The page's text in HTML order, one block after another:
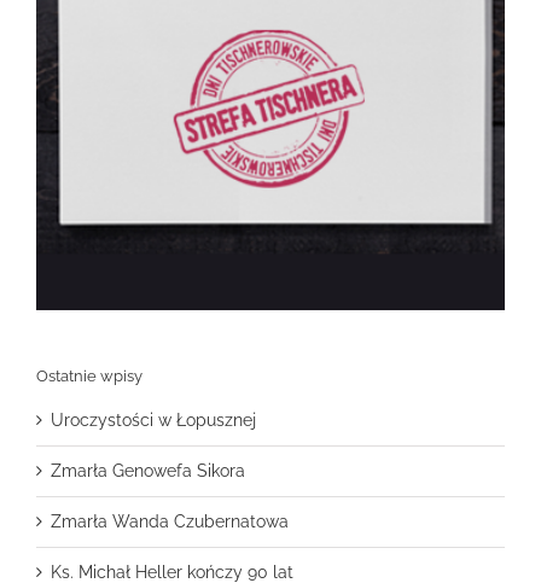
Ostatnie wpisy
Uroczystości w Łopusznej
Zmarła Genowefa Sikora
Zmarła Wanda Czubernatowa
Ks. Michał Heller kończy 90 lat